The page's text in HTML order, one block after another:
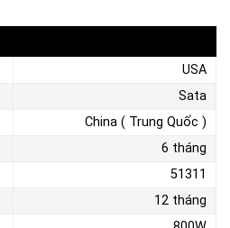
USA
Sata
China ( Trung Quốc )
6 tháng
51311
12 tháng